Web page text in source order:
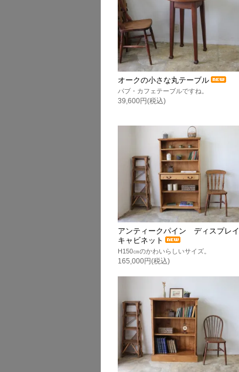
オークの小さな丸テーブル
パブ・カフェテーブルですね。
39,600円(税込)
アンティークパイン ディスプレイ
キャビネット
H150㎝のかわいらしいサイズ。
165,000円(税込)